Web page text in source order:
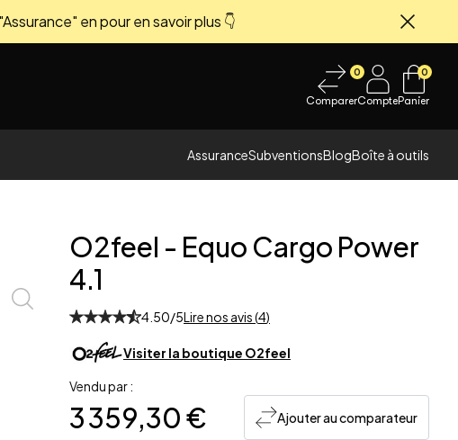
en pour en savoir plus 👇
0
ComparerCompte
0
Panier
AssuranceSubventionsBlogBoîte à outils
Zoom image
O2feel - Equo Cargo Power
4.1
4.50/5Lire nos avis (4)
Visiter la boutique O2feel
Vendu par :
3 359,30 € Ajouter au comparateur